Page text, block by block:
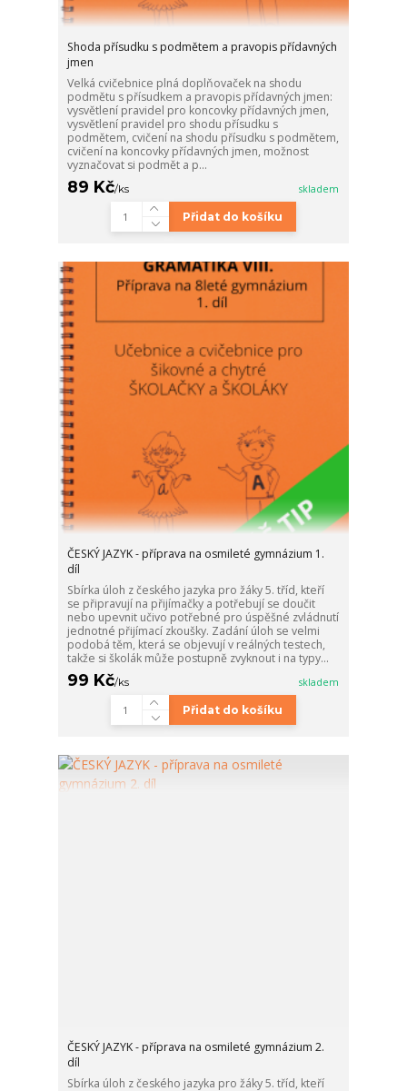
Shoda přísudku s podmětem a pravopis přídavných
jmen
Velká cvičebnice plná doplňovaček na shodu
podmětu s přísudkem a pravopis přídavných jmen:
vysvětlení pravidel pro koncovky přídavných jmen,
vysvětlení pravidel pro shodu přísudku s
podmětem, cvičení na shodu přísudku s podmětem,
cvičení na koncovky přídavných jmen, možnost
vyznačovat si podmět a p...
89 Kč/ks skladem
Přidat do košíku
ČESKÝ JAZYK - příprava na osmileté gymnázium 1.
díl
Sbírka úloh z českého jazyka pro žáky 5. tříd, kteří
se připravují na přijímačky a potřebují se doučit
nebo upevnit učivo potřebné pro úspěšné zvládnutí
jednotné přijímací zkoušky. Zadání úloh se velmi
podobá těm, která se objevují v reálných testech,
takže si školák může postupně zvyknout i na typy...
99 Kč/ks skladem
Přidat do košíku
ČESKÝ JAZYK - příprava na osmileté gymnázium 2.
díl
Sbírka úloh z českého jazyka pro žáky 5. tříd, kteří